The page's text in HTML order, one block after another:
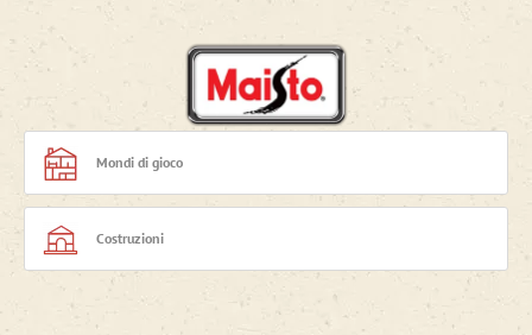
Mondi di gioco
Costruzioni